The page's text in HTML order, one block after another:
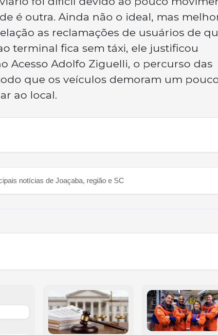
é outra. Ainda não o ideal, mas
as reclamações de usuários de
terminal fica sem táxi, ele justificou
Acesso Adolfo Ziguelli, o percurso das
que os veículos demoram um
ao local.
notícias de Joaçaba, região e SC